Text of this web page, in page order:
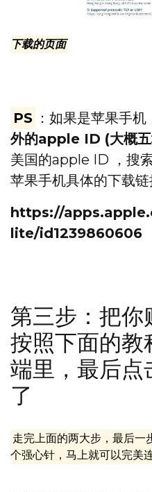
下载的页面
PS ：如果是苹果手机
外的apple ID (大概
美国的apple ID ，搜
苹果手机具体的下载
https://
lite/id1239860606
第三步：把你
按照下面的教
端里，最后点
了
走完上面的两大步，最后一
个强心针，马上就可以完美